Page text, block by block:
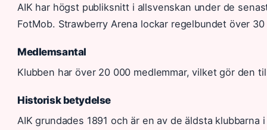
AIK har högst publiksnitt i allsvenskan under de
FotMob. Strawberry Arena lockar regelbundet över
Medlemsantal
Klubben har över 20 000 medlemmar, vilket gör den
Historisk betydelse
AIK grundades 1891 och är en av de äldsta